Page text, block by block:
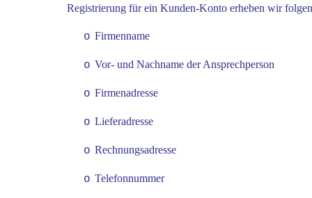
Registrierung für ein Kunden-Konto erheben wir
o Firmenname
o Vor- und Nachname der Ansprechperson
o Firmenadresse
o Lieferadresse
o Rechnungsadresse
o Telefonnummer